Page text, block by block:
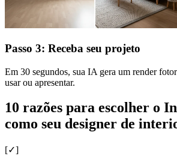
Passo 3: Receba seu projeto
Em 30 segundos, sua IA gera um render
usar ou apresentar.
10 razões para escolher o
como seu designer de
[✓]